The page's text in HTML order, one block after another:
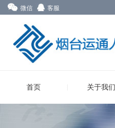
微信 客服
首页 关于我们